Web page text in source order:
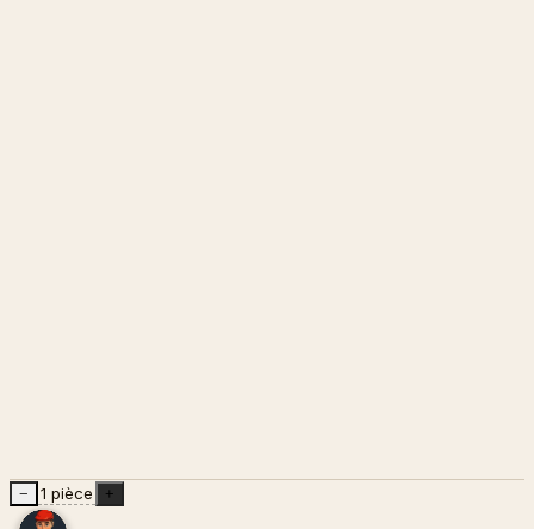
− 1 pièce +